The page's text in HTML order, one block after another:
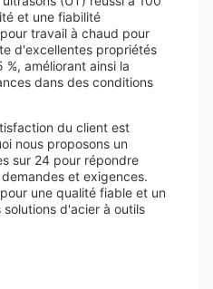
et une fiabilité
travail à chaud pour
d'excellentes propriétés
améliorant ainsi la
dans des conditions
du client est
nous proposons un
sur 24 pour répondre
et exigences.
une qualité fiable et un
d'acier à outils